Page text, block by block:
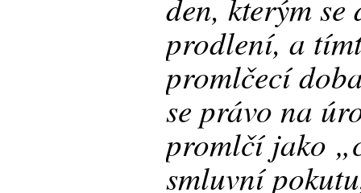
prodlení, a
promlčecí
se právo na
promlčí jako
smluvní